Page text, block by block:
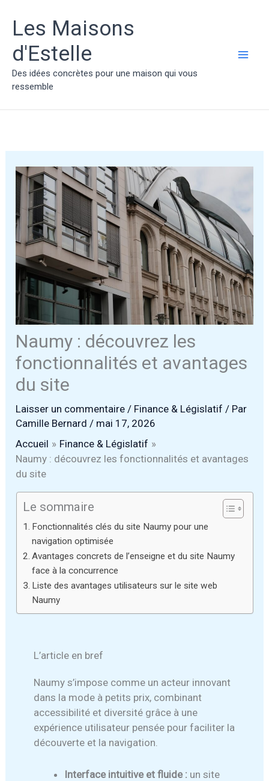
contenu
Les Maisons
d'Estelle
Des idées concrètes pour une maison qui vous
ressemble
Naumy : découvrez les
fonctionnalités et avantages
du site
Laisser un commentaire / Finance & Législatif / Par
Camille Bernard/ mai 17, 2026
Accueil
Finance & Législatif
Naumy : découvrez les fonctionnalités et avantages
du site
Le sommaire
Fonctionnalités clés du site Naumy pour une
navigation optimisée
Avantages concrets de l’enseigne et du site Naumy
face à la concurrence
Liste des avantages utilisateurs sur le site web
Naumy
L’article en bref
Naumy s’impose comme un acteur innovant
dans la mode à petits prix, combinant
accessibilité et diversité grâce à une
expérience utilisateur pensée pour faciliter la
découverte et la navigation.
Interface intuitive et fluide : un site